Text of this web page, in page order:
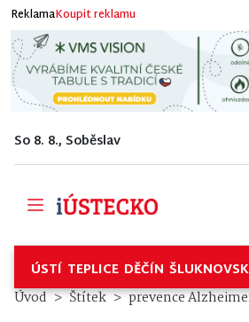
ReklamaKoupit reklamu
So 8. 8., Soběslav
ÚSTÍ TEPLICE DĚČÍN
Úvod Štítek prevence